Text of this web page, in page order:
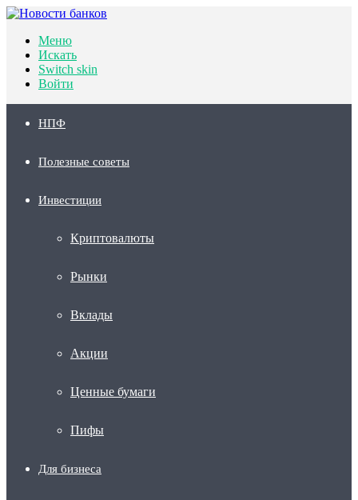
Меню
Искать
Switch skin
Войти
НПФ
Полезные советы
Инвестиции
Криптовалюты
Рынки
Вклады
Акции
Ценные бумаги
Пифы
Для бизнеса